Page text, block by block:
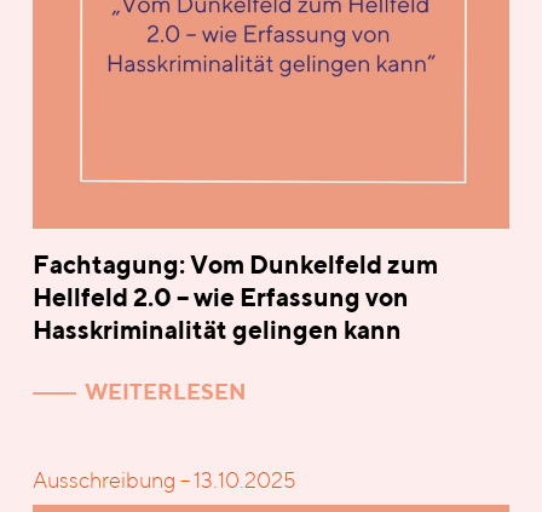
Fachtagung: Vom Dunkelfeld zum
Hellfeld 2.0 – wie Erfassung von
Hasskriminalität gelingen kann
WEITERLESEN
Ausschreibung – 13.10.2025